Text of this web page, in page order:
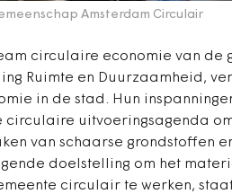
Amsterdam Circulair
circulaire economie van de
Ruimte en Duurzaamheid,
in de stad. Hun
circulaire uitvoeringsagenda
van schaarse grondstoffen
doelstelling om het
circulair te werken,